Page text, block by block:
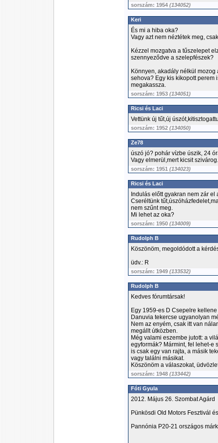
sorszám: 1954 (134052)
Keri
És mi a hiba oka?
Vagy azt nem néztétek meg,
Kézzel mozgatva a tűszelepet
szennyeződve a szelepfészek?
Könnyen, akadály nélkül
sehova? Egy kis kikopott perem
megakassza.
sorszám: 1953 (134051)
Ricsi és Laci
Vettünk új tűt,új
sorszám: 1952 (134050)
Ze78
úszó jó? pohár vízbe úszik, 24
Vagy elmerül,mert kicsit
sorszám: 1951 (134023)
Ricsi és Laci
Indulás előtt gyakran nem zár el
Cseréltünk
nem szűnt meg.
Mi lehet az oka?
sorszám: 1950 (134009)
Rudolph B
Köszönöm, megoldódott a
üdv.: R
sorszám: 1949 (133532)
Rudolph B
Kedves fórumtársak!
Egy 1959-es D Csepelre
Danuvia tekercse ugyanolyan
Nem az enyém, csak itt van
megállt útközben.
Még valami eszembe jutott: a
egyformák? Mármint, fel lehet-e
is csak egy van rajta, a másik
vagy találni másikat.
Köszönöm a válaszokat,
sorszám: 1948 (133442)
Fóti Gyula
2012. Május 26. Szombat Agárd
Pünkösdi Old Motors Fesztivál és
Pannónia P20-21 országos